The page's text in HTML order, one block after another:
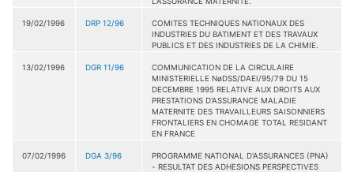
19/02/1996 DRP 12/96
COMITES TECHNIQUES NATIONAUX DES
INDUSTRIES DU BATIMENT ET DES TRAVAUX
PUBLICS ET DES INDUSTRIES DE LA CHIMIE.
13/02/1996 DGR 11/96
COMMUNICATION DE LA CIRCULAIRE
MINISTERIELLE NøDSS/DAEI/95/79 DU 15
DECEMBRE 1995 RELATIVE AUX DROITS AUX
PRESTATIONS D'ASSURANCE MALADIE
MATERNITE DES TRAVAILLEURS SAISONNIERS
FRONTALIERS EN CHOMAGE TOTAL RESIDANT
EN FRANCE
07/02/1996 DGA 3/96
PROGRAMME NATIONAL D'ASSURANCES (PNA)
- RESULTAT DES ADHESIONS PERSPECTIVES